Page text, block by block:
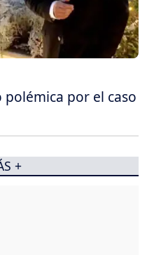
polémica por el caso
+